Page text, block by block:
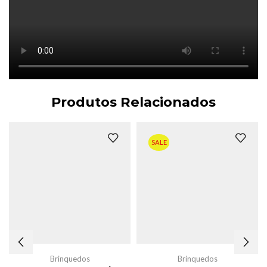
Produtos Relacionados
Brinquedos
SALE
Brinquedos